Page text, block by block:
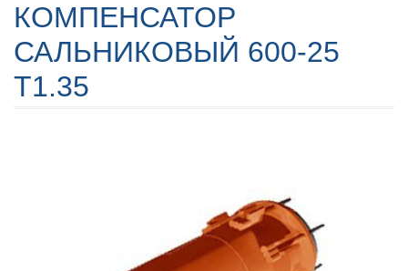
КОМПЕНСАТОР
САЛЬНИКОВЫЙ 600-25
Т1.35